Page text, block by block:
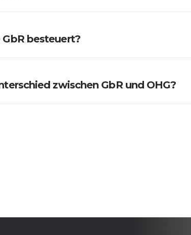
besteuert?
zwischen GbR und OHG?